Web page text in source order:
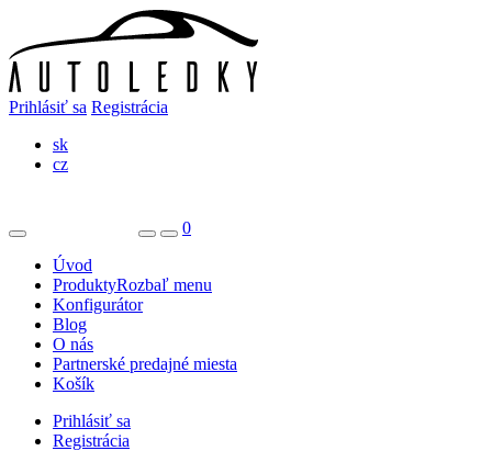
Prihlásiť sa Registrácia
sk
cz
0
Úvod
ProduktyRozbaľ menu
Konfigurátor
Blog
O nás
Partnerské predajné miesta
Košík
Prihlásiť sa
Registrácia